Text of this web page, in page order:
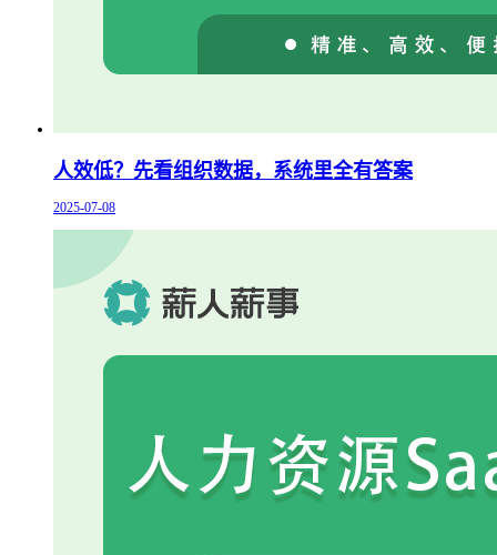
人效低？先看组织数据，系统里全有答案
2025-07-08